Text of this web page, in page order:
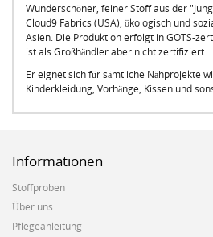
Wunderschöner, feiner Stoff aus der
Cloud9 Fabrics (USA), ökologisch und
Asien. Die Produktion erfolgt in GOTS-
ist als Großhändler aber nicht zertifiziert.
Er eignet sich für sämtliche Nähprojekte
Kinderkleidung, Vorhänge, Kissen und
Informationen
Stoffproben
Über uns
Pflegeanleitung